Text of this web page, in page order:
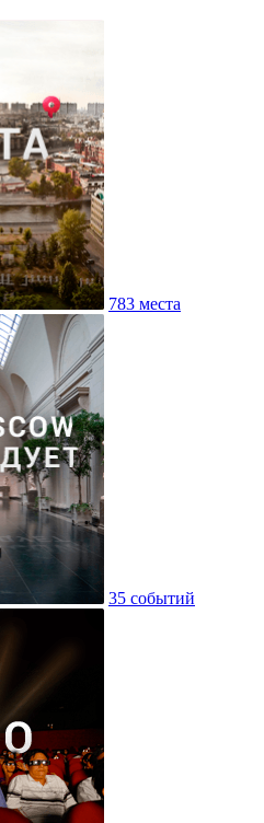
783 места
35 событий